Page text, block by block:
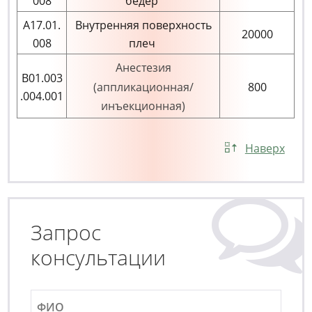
А17.01.
008
Внутренняя поверхность
плеч
20000
В01.003
.004.001
Анестезия
(аппликационная/
инъекционная)
800
Наверх
Запрос
консультации
Ф
И